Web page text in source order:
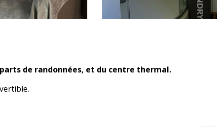
de randonnées, et du centre thermal.